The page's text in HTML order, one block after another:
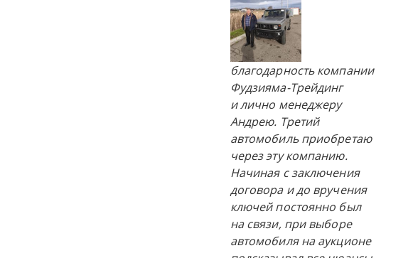
благодарность компании
Фудзияма-Трейдинг
и лично менеджеру
Андрею. Третий
автомобиль приобретаю
через эту компанию.
Начиная с заключения
договора и до вручения
ключей постоянно был
на связи, при выборе
автомобиля на аукционе